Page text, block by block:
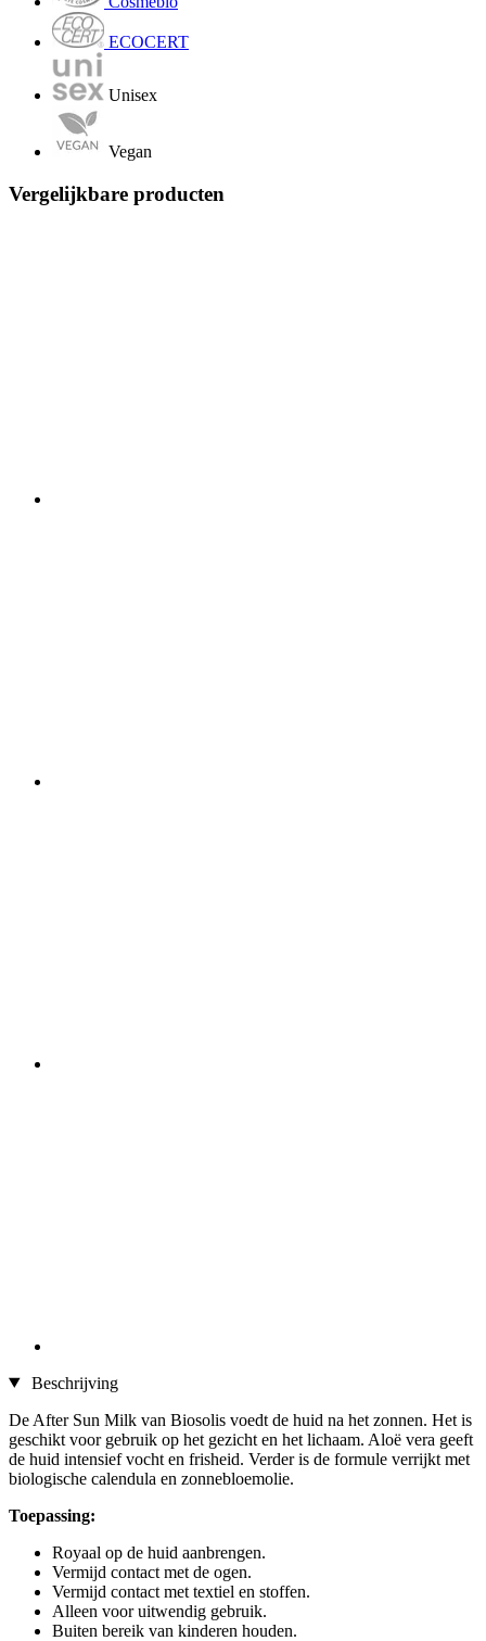
ECOCERT
Unisex
Vegan
Vergelijkbare producten
Beschrijving
De After Sun Milk van Biosolis voedt de huid na het zonnen. Het is
geschikt voor gebruik op het gezicht en het lichaam. Aloë vera geeft
de huid intensief vocht en frisheid. Verder is de formule verrijkt met
biologische calendula en zonnebloemolie.
Toepassing:
Royaal op de huid aanbrengen.
Vermijd contact met de ogen.
Vermijd contact met textiel en stoffen.
Alleen voor uitwendig gebruik.
Buiten bereik van kinderen houden.